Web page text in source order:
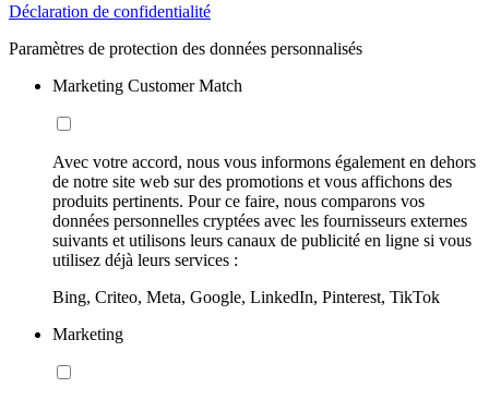
Déclaration de confidentialité
Paramètres de protection des données personnalisés
Marketing Customer Match
Avec votre accord, nous vous informons également en dehors
de notre site web sur des promotions et vous affichons des
produits pertinents. Pour ce faire, nous comparons vos
données personnelles cryptées avec les fournisseurs externes
suivants et utilisons leurs canaux de publicité en ligne si vous
utilisez déjà leurs services :
Bing, Criteo, Meta, Google, LinkedIn, Pinterest, TikTok
Marketing